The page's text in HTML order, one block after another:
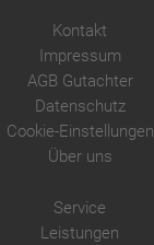
Kontakt
Impressum
AGB Gutachter
Datenschutz
Cookie-Einstellungen
Über uns
Service
Leistungen